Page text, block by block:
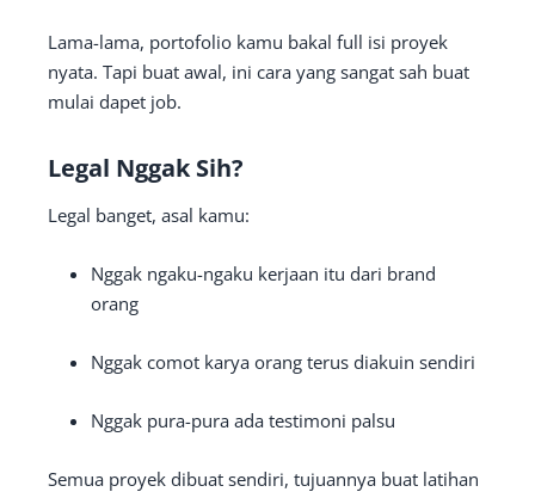
Lama-lama, portofolio kamu bakal full isi proyek
nyata. Tapi buat awal, ini cara yang sangat sah buat
mulai dapet job.
Legal Nggak Sih?
Legal banget, asal kamu:
Nggak ngaku-ngaku kerjaan itu dari brand
orang
Nggak comot karya orang terus diakuin sendiri
Nggak pura-pura ada testimoni palsu
Semua proyek dibuat sendiri, tujuannya buat latihan